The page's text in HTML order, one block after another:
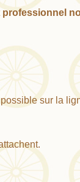
professionnel
sur la